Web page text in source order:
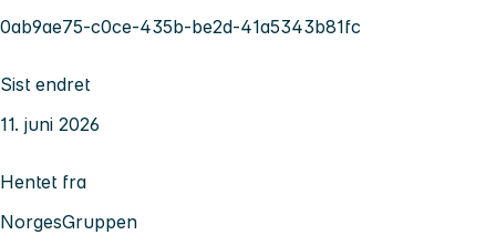
0ab9ae75-c0ce-435b-be2d-41a5343b81fc
Sist endret
11. juni 2026
Hentet fra
NorgesGruppen